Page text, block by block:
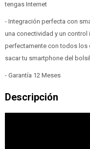
tengas Internet
- Integración perfecta con
una conectividad y un
perfectamente con todos los
sacar tu smartphone del
- Garantía 12 Meses